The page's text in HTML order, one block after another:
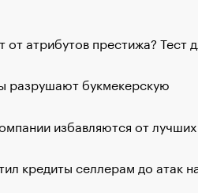
атрибутов престижа? Тест
разрушают букмекерскую
избавляются от лучших
кредиты селлерам до атак